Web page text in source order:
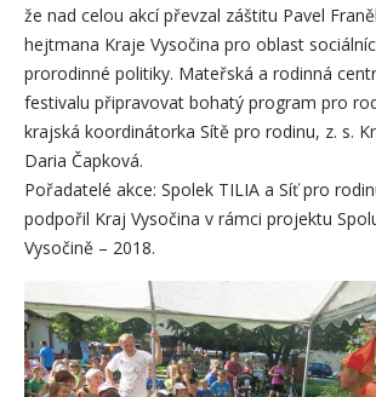
že nad celou akcí převzal záštitu Pavel
hejtmana Kraje Vysočina pro oblast
prorodinné politiky. Mateřská a rodinná
festivalu připravovat bohatý program pro
krajská koordinátorka Sítě pro rodinu, z. s.
Daria Čapková.
Pořadatelé akce: Spolek TILIA a Síť pro
podpořil Kraj Vysočina v rámci projektu
Vysočině – 2018.